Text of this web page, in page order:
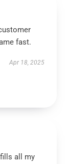
fast.
Apr 18, 2025
all my